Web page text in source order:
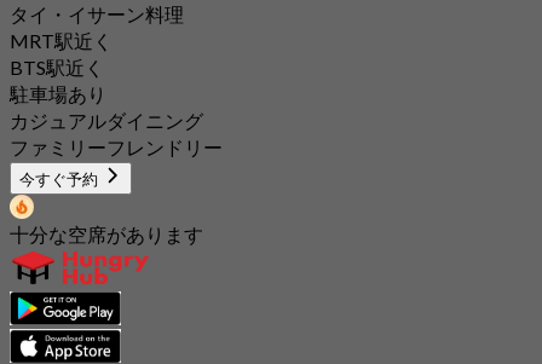
タイ・イサーン料理
MRT駅近く
BTS駅近く
駐車場あり
カジュアルダイニング
ファミリーフレンドリー
今すぐ予約
十分な空席があります